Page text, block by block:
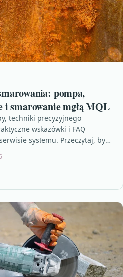
pompa,
i smarowanie mgłą MQL
techniki precyzyjnego
wskazówki i FAQ
systemu. Przeczytaj, by